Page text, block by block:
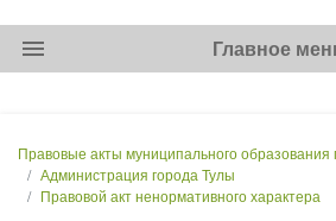
menu Главное
Правовые акты муниципального образования
Администрация города Тулы
Правовой акт ненормативного характера